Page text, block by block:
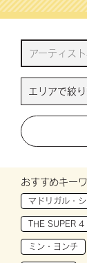
おすすめキー
マドリガル・
THE SUPER 4
ミン・ヨンチ